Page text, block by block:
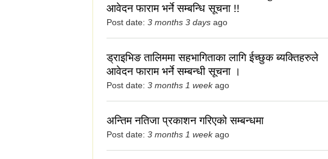
आवेदन फाराम भर्ने सम्बन्धि सूचना !!
Post date: 3 months 3 days ago
ड्राइभिङ तालिममा सहभागिताका लागि ईच्छुक ब्यक्तिहरुले
आवेदन फाराम भर्ने सम्बन्धी सूचना ।
Post date: 3 months 1 weekago
अन्तिम नतिजा प्रकाशन गरिएको सम्बन्धमा
Post date: 3 months 1 weekago